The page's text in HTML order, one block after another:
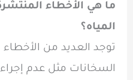
ما هي الأخطاء
المياه؟
توجد العديد من الأخطاء
السخانات مثل عدم إجراء